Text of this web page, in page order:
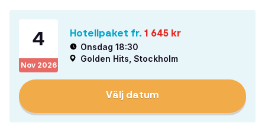
4
Nov 2026
Hotellpaket fr. 1 645 kr
Onsdag 18:30
Golden Hits, Stockholm
Välj datum